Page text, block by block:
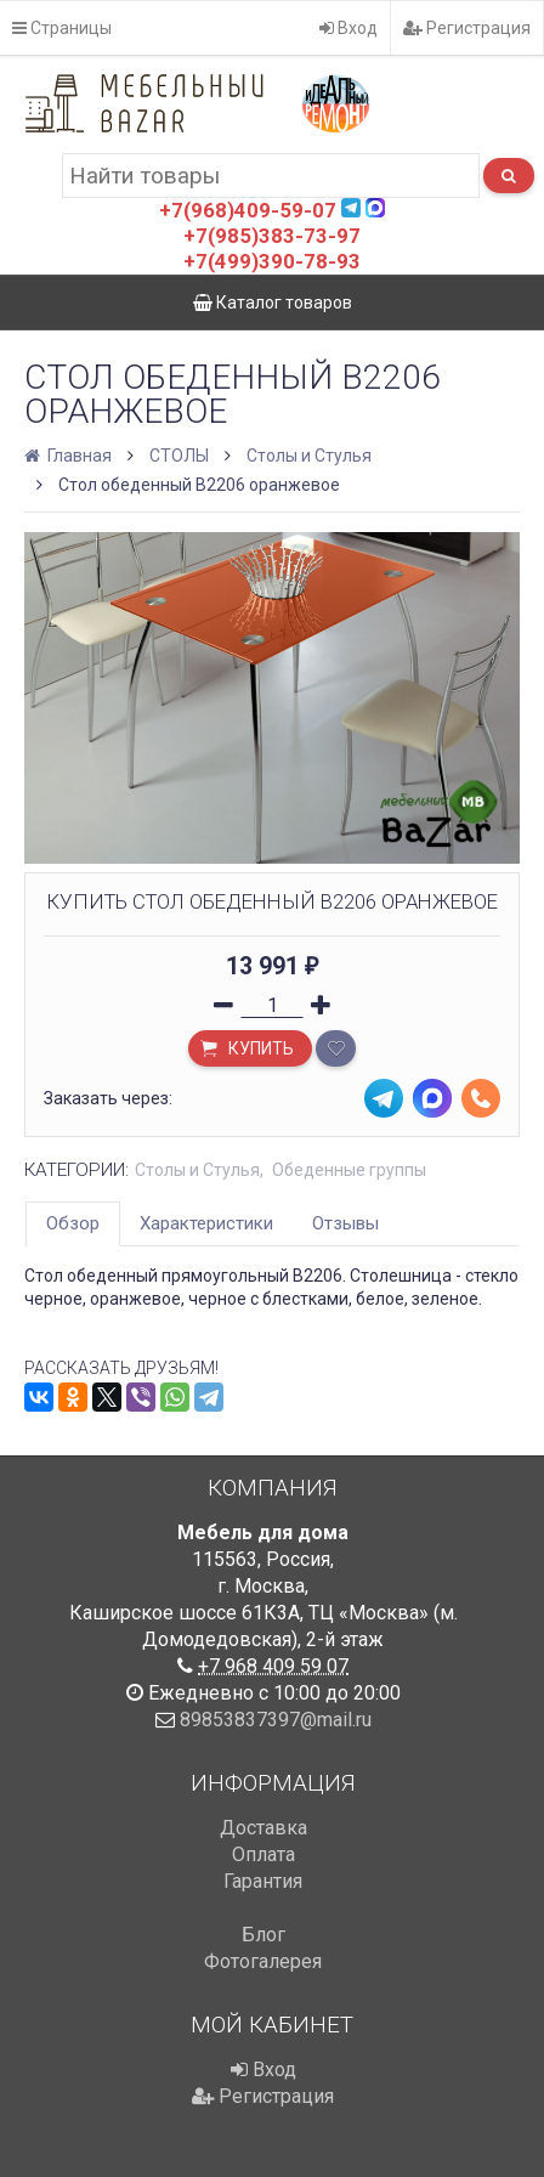
Страницы Вход Регистрация
+7(968)409-59-07
+7(985)383-73-97
+7(499)390-78-93
Каталог товаров
СТОЛ ОБЕДЕННЫЙ B2206
ОРАНЖЕВОЕ
Главная СТОЛЫ
Столы и Стулья
Стол обеденный B2206 оранжевое
КУПИТЬ СТОЛ ОБЕДЕННЫЙ B2206 ОРАНЖЕВОЕ
13 991 ₽
КУПИТЬ
Заказать через:
КАТЕГОРИИ: Столы и Стулья Обеденные группы
Обзор Характеристики Отзывы
Стол обеденный прямоугольный B2206. Столешница - стекло
черное, оранжевое, черное с блестками, белое, зеленое.
РАССКАЗАТЬ ДРУЗЬЯМ!
КОМПАНИЯ
Мебель для дома
115563, Россия,
г. Москва,
Каширское шоссе 61К3А, ТЦ «Москва» (м.
Домодедовская), 2-й этаж
+7 968 409 59 07
Ежедневно с 10:00 до 20:00
89853837397@mail.ru
ИНФОРМАЦИЯ
Доставка
Оплата
Гарантия
Блог
Фотогалерея
МОЙ КАБИНЕТ
Вход
Регистрация